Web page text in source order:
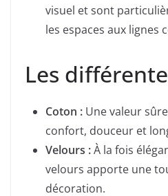
visuel et sont
les espaces aux lignes
Les
Coton : Une valeur
confort, douceur et
Velours :À la fois
velours apporte une
décoration.